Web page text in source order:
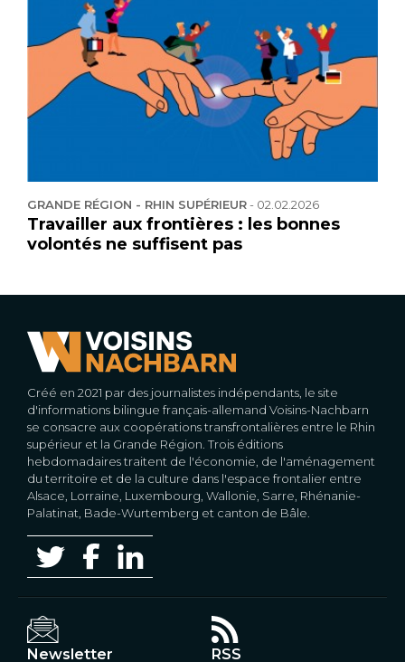
GRANDE RÉGION - RHIN SUPÉRIEUR- 02.02.2026
Travailler aux frontières : les bonnes
volontés ne suffisent pas
Créé en 2021 par des journalistes indépendants, le site
d'informations bilingue français-allemand Voisins-Nachbarn
se consacre aux coopérations transfrontalières entre le Rhin
supérieur et la Grande Région. Trois éditions
hebdomadaires traitent de l'économie, de l'aménagement
du territoire et de la culture dans l'espace frontalier entre
Alsace, Lorraine, Luxembourg, Wallonie, Sarre, Rhénanie-
Palatinat, Bade-Wurtemberg et canton de Bâle.
Newsletter RSS